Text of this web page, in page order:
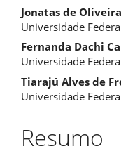
Conteúdo
do
artigo
principal
Jonatas de Oliveira
Universidade
Fernanda Dachi
Universidade
Tiarajú Alves de
Universidade
Resumo